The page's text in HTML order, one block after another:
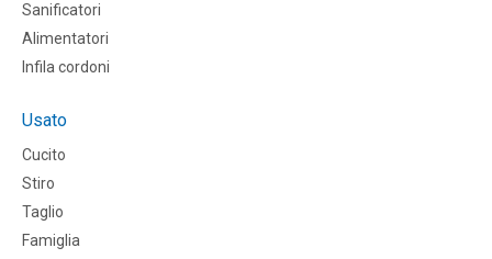
Sanificatori
Alimentatori
Infila cordoni
Usato
Cucito
Stiro
Taglio
Famiglia